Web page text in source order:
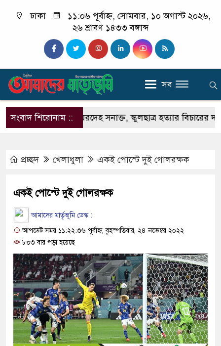
ঢাকা
১১:০৬ পূর্বাহ্ন, সোমবার, ১০ অগাস্ট ২০২৬,
২৬ শ্রাবণ ১৪৩৩ বঙ্গাব্দ
সব
সংবাদ শিরোনাম ::
বস্তাবন্দি মরদেহ সনাক্ত, স্কুলছাত্র হত্যার বিচারের দাবিতে
প্রচ্ছদ খেলাধুলা একই পোস্টে দুই গোলরক্ষক
একই পোস্টে দুই গোলরক্ষক
আমাদের মার্তৃভূমি ডেস্ক :
আপডেট সময় ১১:২২:৩৬ পূর্বাহ্ন, বৃহস্পতিবার, ২৪ নভেম্বর ২০২২
৮০৩ বার পড়া হয়েছে